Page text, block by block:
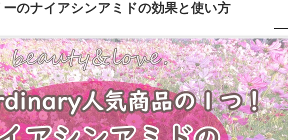
のナイアシンアミドの効果と使い方